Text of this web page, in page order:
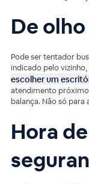
De
Pode ser tentador
indicado pelo
escolher um
atendimento
balança. Não só
Hora